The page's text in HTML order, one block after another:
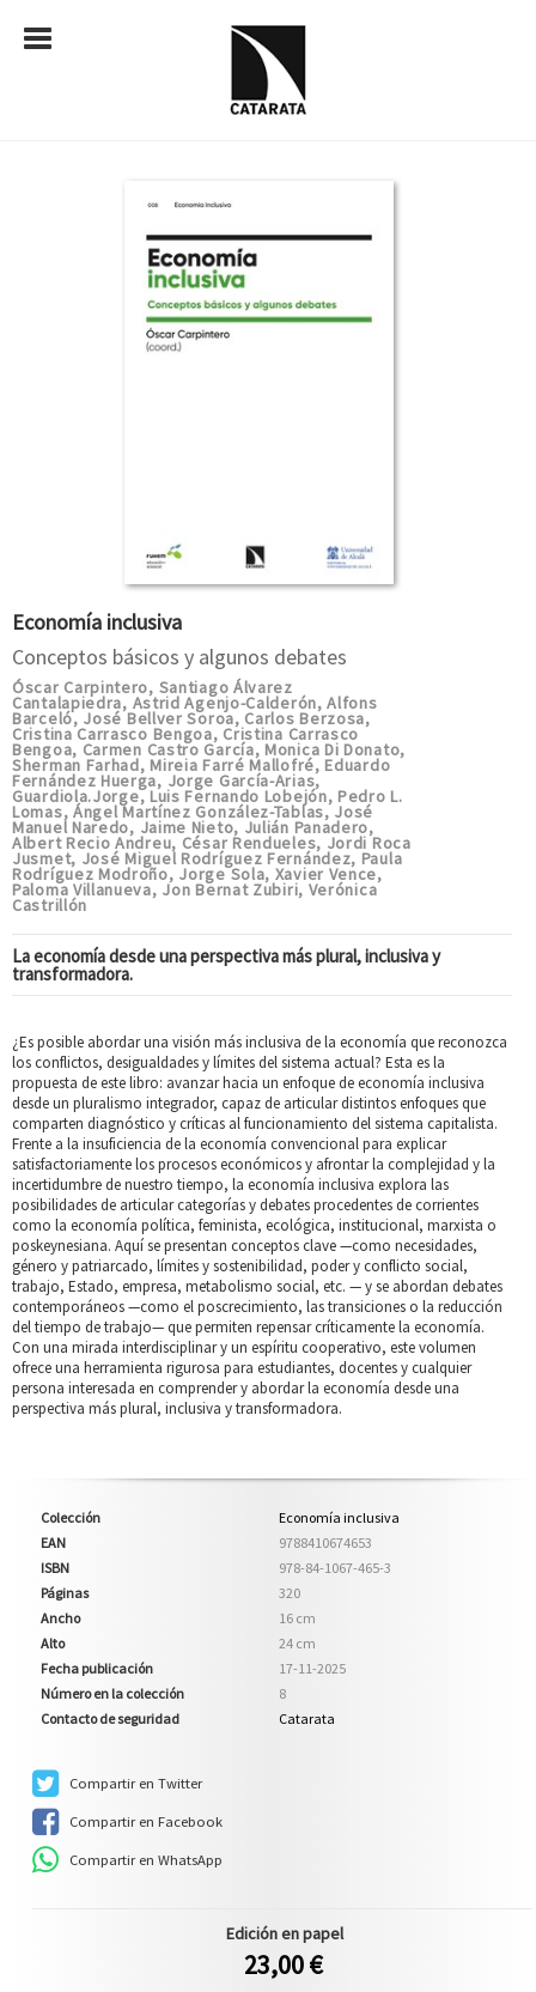
Economía inclusiva
Conceptos básicos y algunos debates
Óscar Carpintero, Santiago Álvarez
Cantalapiedra, Astrid Agenjo-Calderón,Alfons
Barceló, José Bellver Soroa, Carlos Berzosa,
Cristina Carrasco Bengoa, Cristina Carrasco
Bengoa, Carmen Castro García, Monica Di Donato,
Sherman Farhad, Mireia Farré Mallofré, Eduardo
Fernández Huerga, Jorge García-Arias,
Guardiola.Jorge, Luis Fernando Lobejón, Pedro L.
Lomas, Ángel Martínez González-Tablas, José
Manuel Naredo, Jaime Nieto, Julián Panadero,
Albert Recio Andreu, César Rendueles, Jordi Roca
Jusmet, José Miguel Rodríguez Fernández, Paula
Rodríguez Modroño, Jorge Sola, Xavier Vence,
Paloma Villanueva, Jon Bernat Zubiri, Verónica
Castrillón
La economía desde una perspectiva más plural, inclusiva y
transformadora.
¿Es posible abordar una visión más inclusiva de la economía que reconozca
los conflictos, desigualdades y límites del sistema actual? Esta es la
propuesta de este libro: avanzar hacia un enfoque de economía inclusiva
desde un pluralismo integrador, capaz de articular distintos enfoques que
comparten diagnóstico y críticas al funcionamiento del sistema capitalista.
Frente a la insuficiencia de la economía convencional para explicar
satisfactoriamente los procesos económicos y afrontar la complejidad y la
incertidumbre de nuestro tiempo, la economía inclusiva explora las
posibilidades de articular categorías y debates procedentes de corrientes
como la economía política, feminista, ecológica, institucional, marxista o
poskeynesiana. Aquí se presentan conceptos clave —como necesidades,
género y patriarcado, límites y sostenibilidad, poder y conflicto social,
trabajo, Estado, empresa, metabolismo social, etc. — y se abordan debates
contemporáneos —como el poscrecimiento, las transiciones o la reducción
del tiempo de trabajo— que permiten repensar críticamente la economía.
Con una mirada interdisciplinar y un espíritu cooperativo, este volumen
ofrece una herramienta rigurosa para estudiantes, docentes y cualquier
persona interesada en comprender y abordar la economía desde una
perspectiva más plural, inclusiva y transformadora.
Colección
Economía inclusiva
EAN
9788410674653
ISBN
978-84-1067-465-3
Páginas
320
Ancho
16 cm
Alto
24 cm
Fecha publicación
17-11-2025
Número en la colección
8
Contacto de seguridad
Catarata
Compartir en Twitter
Compartir en Facebook
Compartir en WhatsApp
Edición en papel
23,00 €